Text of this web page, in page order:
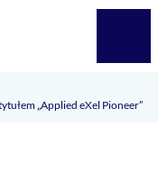
„Applied eXel Pioneer”